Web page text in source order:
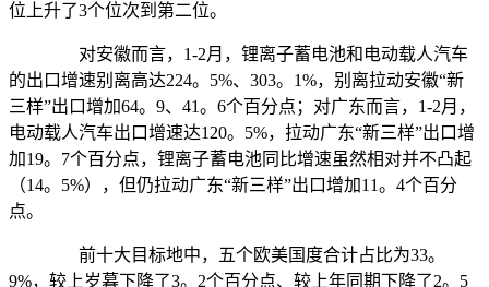
位上升了3个位次到第二位。
对安徽而言，1-2月，锂离子蓄电池和电动载人汽车
的出口增速别离高达224。5%、303。1%，别离拉动安徽“新
三样”出口增加64。9、41。6个百分点；对广东而言，1-2月，
电动载人汽车出口增速达120。5%，拉动广东“新三样”出口增
加19。7个百分点，锂离子蓄电池同比增速虽然相对并不凸起
（14。5%），但仍拉动广东“新三样”出口增加11。4个百分
点。
前十大目标地中，五个欧美国度合计占比为33。
9%，较上岁暮下降了3。2个百分点、较上年同期下降了2。5